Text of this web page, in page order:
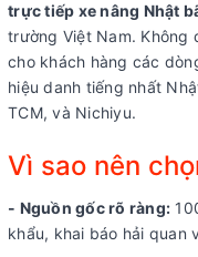
trực tiếp xe nâng Nhật
trường Việt Nam. Không
cho khách hàng các
hiệu danh tiếng nhất
TCM, và Nichiyu.
Vì sao nên
- Nguồn gốc rõ ràng:
khẩu, khai báo hải quan